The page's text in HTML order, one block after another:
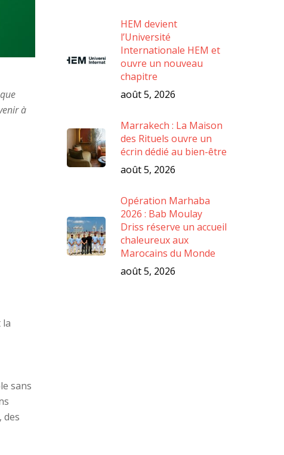
à
la
sans
des
HEM devient
l’Université
Internationale HEM et
ouvre un nouveau
chapitre
août 5, 2026
Marrakech : La Maison
des Rituels ouvre un
écrin dédié au bien-être
août 5, 2026
Opération Marhaba
2026 : Bab Moulay
Driss réserve un accueil
chaleureux aux
Marocains du Monde
août 5, 2026